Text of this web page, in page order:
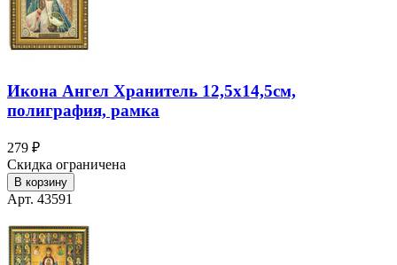
Икона Ангел Хранитель 12,5х14,5см,
полиграфия, рамка
279 ₽
Скидка ограничена
В корзину
Арт. 43591